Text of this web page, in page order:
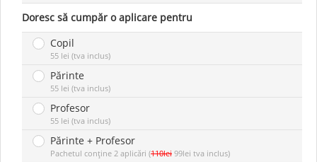
Doresc să cumpăr o aplicare pentru
Copil
55 lei (tva inclus)
Părinte
55 lei (tva inclus)
Profesor
55 lei (tva inclus)
Părinte + Profesor
Pachetul conține 2 aplicări (110lei 99lei tva inclus)